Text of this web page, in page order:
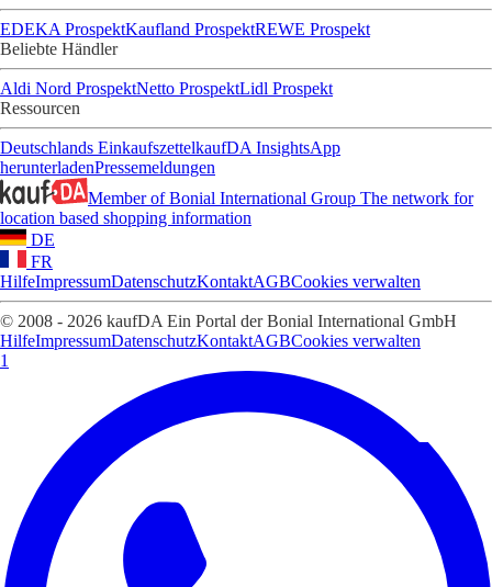
EDEKA ProspektKaufland ProspektREWE Prospekt
Beliebte Händler
Aldi Nord ProspektNetto ProspektLidl Prospekt
Ressourcen
Deutschlands EinkaufszettelkaufDA InsightsApp
herunterladenPressemeldungen
Member of Bonial International Group The network for
location based shopping information
DE
FR
HilfeImpressumDatenschutzKontaktAGBCookies verwalten
© 2008 - 2026 kaufDA Ein Portal der Bonial International GmbH
HilfeImpressumDatenschutzKontaktAGBCookies verwalten
1